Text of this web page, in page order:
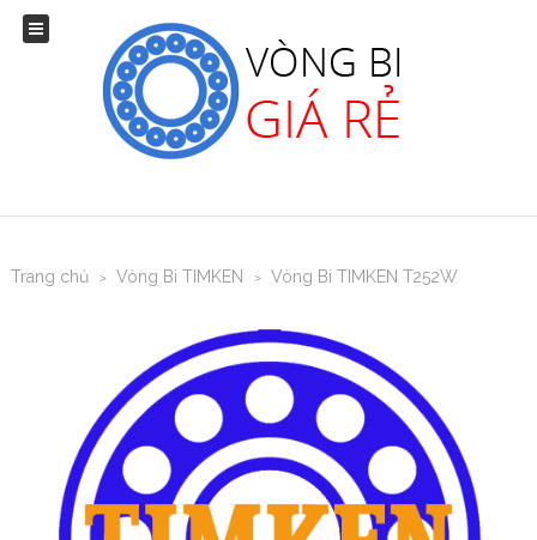
Trang chủ > Vòng Bi TIMKEN > Vòng Bi TIMKEN T252W